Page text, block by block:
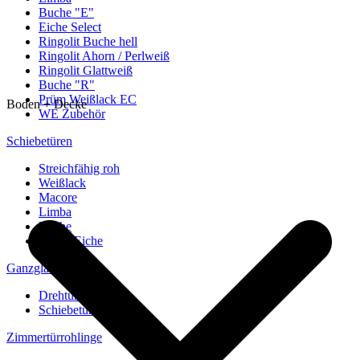
Buche "E"
Eiche Select
Ringolit Buche hell
Ringolit Ahorn / Perlweiß
Ringolit Glattweiß
Buche "R"
Prüm Weißlack EC
WE Zubehör
Schiebetüren
Streichfähig roh
Weißlack
Macore
Limba
Buche
europ. Eiche
Ganzglastüren
Drehtüren
Schiebetüren
Zimmertürrohlinge
Boden + Decke